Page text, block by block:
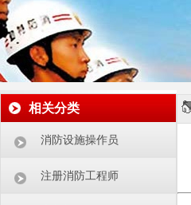
相关分类
消防设施操作员
注册消防工程师